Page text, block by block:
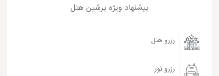
پیشنهاد ویژه پرشین هتل
رزرو هتل
رزرو تور